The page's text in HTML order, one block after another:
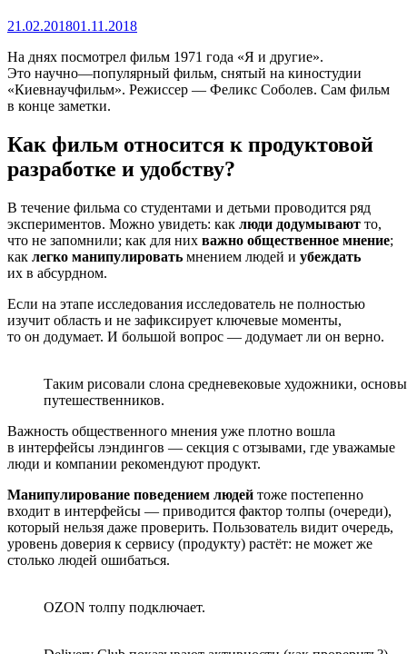
21.02.201801.11.2018
На днях посмотрел фильм 1971 года «Я и другие».
Это научно—популярный фильм, снятый на киностудии
«Киевнаучфильм». Режиссер — Феликс Соболев. Сам фильм
в конце заметки.
Как фильм относится к продуктовой
разработке и удобству?
В течение фильма со студентами и детьми проводится ряд
экспериментов. Можно увидеть: как люди додумывают то,
что не запомнили; как для них важно общественное мнение;
как легко манипулировать мнением людей и убеждать
их в абсурдном.
Если на этапе исследования исследователь не полностью
изучит область и не зафиксирует ключевые моменты,
то он додумает. И большой вопрос — додумает ли он верно.
Таким рисовали слона средневековые художники,
путешественников.
Важность общественного мнения уже плотно вошла
в интерфейсы лэндингов — секция с отзывами, где уважамые
люди и компании рекомендуют продукт.
Манипулирование поведением людей тоже постепенно
входит в интерфейсы — приводится фактор толпы (очереди),
который нельзя даже проверить. Пользователь видит очередь,
уровень доверия к сервису (продукту) растёт: не может же
столько людей ошибаться.
OZON толпу подключает.